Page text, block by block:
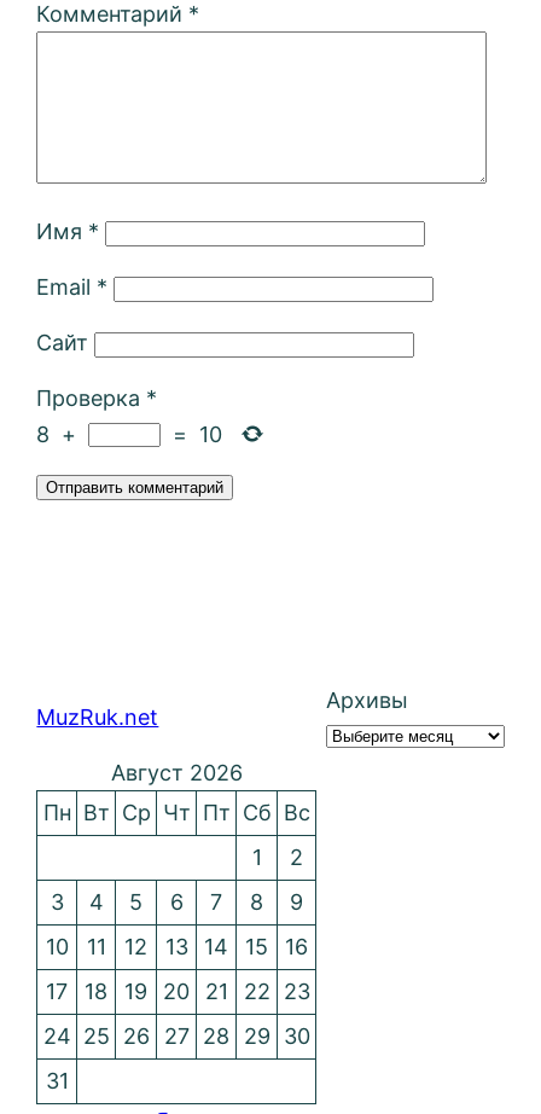
Комментарий *
Имя *
Email *
Сайт
Проверка *
8 + = 10
MuzRuk.net
Архивы
Август 2026
Пн Вт Ср Чт Пт Сб Вс
1
2
3
4 5 6 7 8
9
10
11 12 13 14 15
16
17
18 19 20 21 22
23
24 25 26 27 28 29
30
31